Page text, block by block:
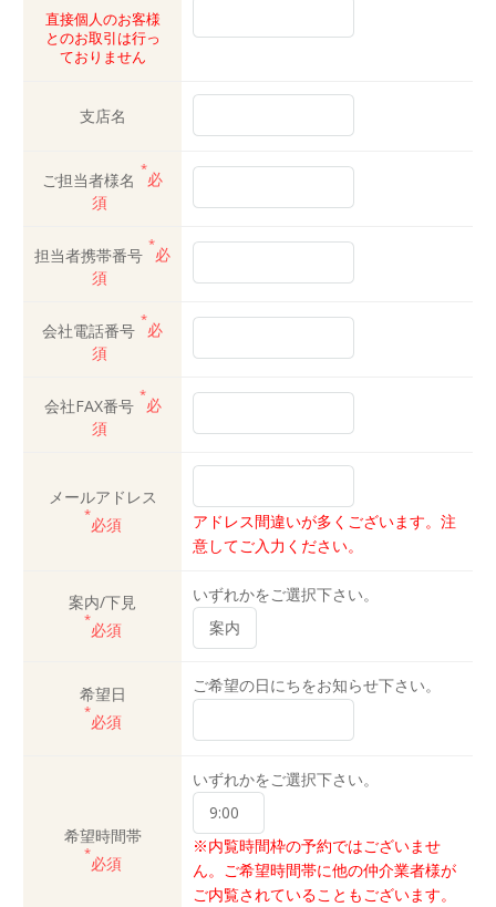
直接個人のお客様
とのお取引は行っ
ておりません
支店名
ご担当者様名
*
必
須
担当者携帯番号
*
必
須
会社電話番号
*
必
須
会社FAX番号
*
必
須
メールアドレス
*
必須
アドレス間違いが多くございます。注
意してご入力ください。
案内/下見
*
必須
いずれかをご選択下さい。
希望日
*
必須
ご希望の日にちをお知らせ下さい。
希望時間帯
*
必須
いずれかをご選択下さい。
※内覧時間枠の予約ではございませ
ん。ご希望時間帯に他の仲介業者様が
ご内覧されていることもございます。